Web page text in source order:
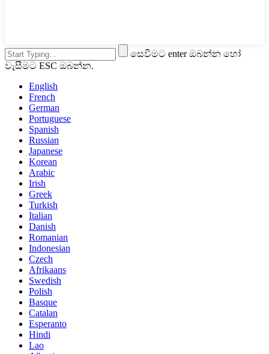
සෙවීමට enter ඔබන්න හෝ
වැසීමට ESC ඔබන්න.
English
French
German
Portuguese
Spanish
Russian
Japanese
Korean
Arabic
Irish
Greek
Turkish
Italian
Danish
Romanian
Indonesian
Czech
Afrikaans
Swedish
Polish
Basque
Catalan
Esperanto
Hindi
Lao